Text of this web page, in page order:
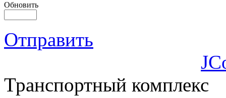
Обновить
Отправить
Транспортный комплекс